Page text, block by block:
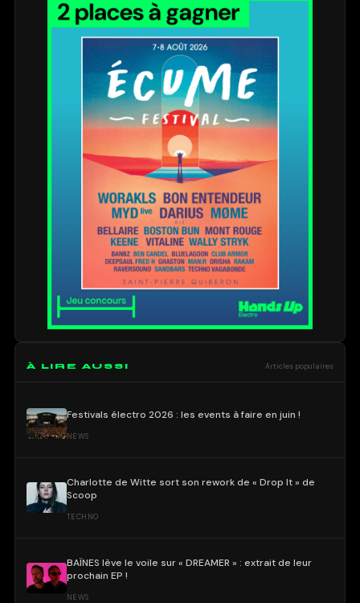
À LIRE AUSSI Articles populaires
Festivals électro 2026 : les events à faire en juin !
NEWS
Charlotte de Witte sort son rework de « Drop It » de
Scoop
TECHNO
BAÏNES lève le voile sur « DREAMER » : extrait de leur
prochain EP !
NEWS